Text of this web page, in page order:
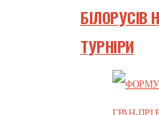
БІЛОРУСІВ
ТУРНІРИ